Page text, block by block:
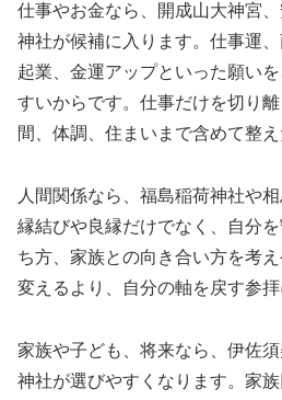
仕事やお金なら、開成山大神宮
神社が候補に入ります。仕事運、
起業、金運アップといった願い
すいからです。仕事だけを切り
間、体調、住まいまで含めて整え
人間関係なら、福島稲荷神社や
縁結びや良縁だけでなく、自分
ち方、家族との向き合い方を考
変えるより、自分の軸を戻す参拝
家族や子ども、将来なら、伊佐
神社が選びやすくなります。家